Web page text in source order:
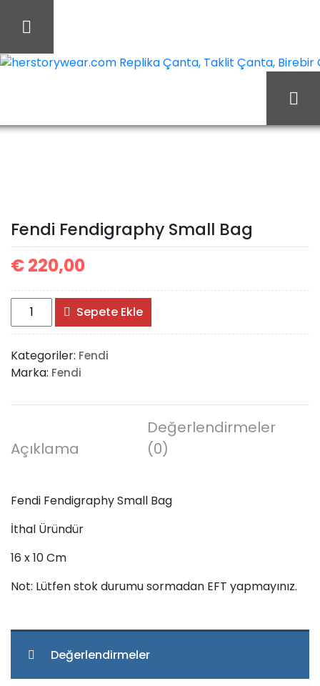
Fendi Fendigraphy Small Bag
€220,00
Fendi
Fendigraphy
Small
Bag
adet
Sepete Ekle
Kategoriler: Fendi
Marka: Fendi
Açıklama
Değerlendirmeler
(0)
Fendi Fendigraphy Small Bag
İthal Üründür
16 x 10 Cm
Not: Lütfen stok durumu sormadan EFT yapmayınız.
Değerlendirmeler